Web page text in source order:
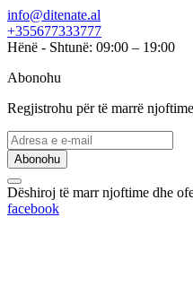
info@ditenate.al
+355677333777
Hënë - Shtunë: 09:00 – 19:00
Abonohu
Regjistrohu për të marrë
Abonohu
Dëshiroj të marr njoftime dhe
facebook